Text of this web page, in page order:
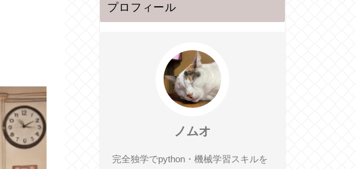
プロフィール
ノムオ
完全独学でpython・機械学習スキルを